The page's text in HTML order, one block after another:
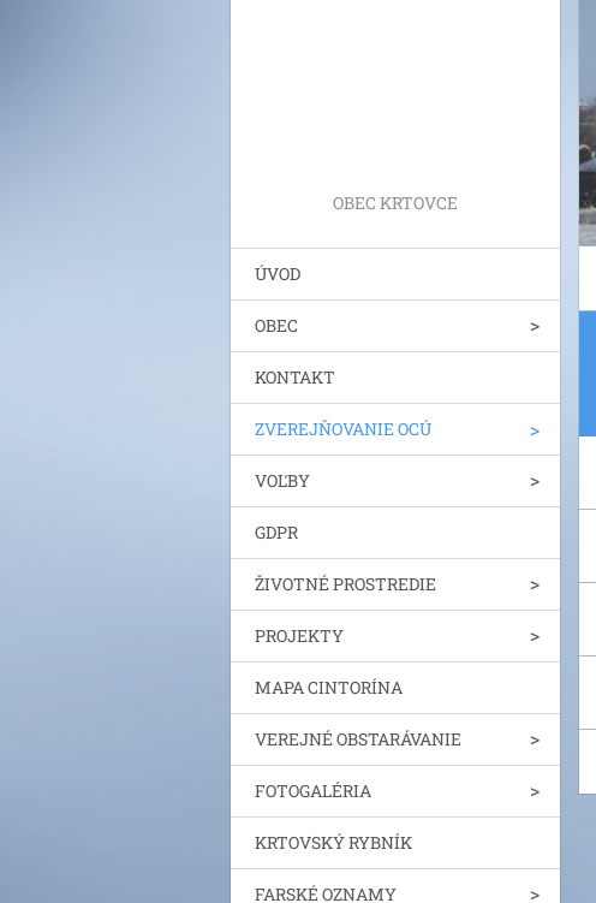
OBEC KRTOVCE
ÚVOD
OBEC
KONTAKT
ZVEREJŇOVANIE OCÚ
VOĽBY
GDPR
ŽIVOTNÉ PROSTREDIE
PROJEKTY
MAPA CINTORÍNA
VEREJNÉ OBSTARÁVANIE
FOTOGALÉRIA
KRTOVSKÝ RYBNÍK
FARSKÉ OZNAMY